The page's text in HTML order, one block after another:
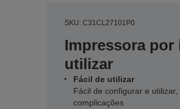
SKU: C31CL27101P0
Impressora
utilizar
Fácil de utilizar
Fácil de configurar e
complicações